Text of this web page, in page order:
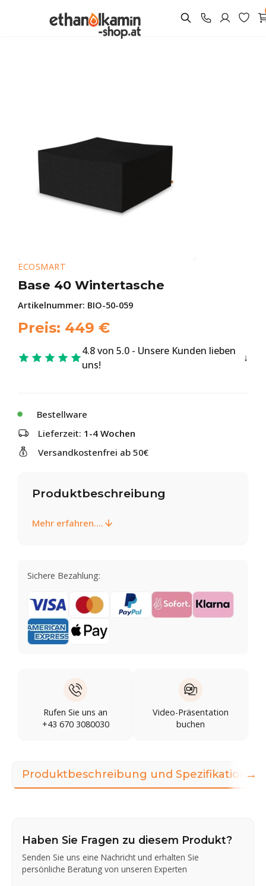
ECOSMART
Base 40 Wintertasche
Artikelnummer: BIO-50-059
Preis: 449 €
4.8 von 5.0 - Unsere Kunden lieben
uns!
Bestellware
Lieferzeit: 1-4 Wochen
Versandkostenfrei ab 50€
Produktbeschreibung
Mehr erfahren....
Sichere Bezahlung:
Rufen Sie uns an
+43 670 3080030
Video-Präsentation
buchen
Produktbeschreibung und Spezifikationen
Haben Sie Fragen zu diesem Produkt?
Senden Sie uns eine Nachricht und erhalten Sie
persönliche Beratung von unseren Experten
→